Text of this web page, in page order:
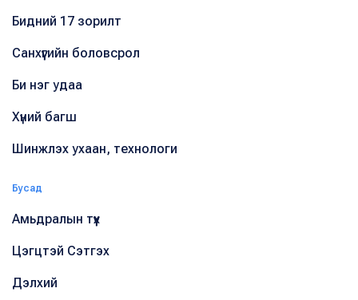
Бидний 17 зорилт
Санхүүгийн боловсрол
Би нэг удаа
Хүний багш
Шинжлэх ухаан, технологи
Бусад
Амьдралын түүх
Цэгцтэй Сэтгэх
Дэлхий